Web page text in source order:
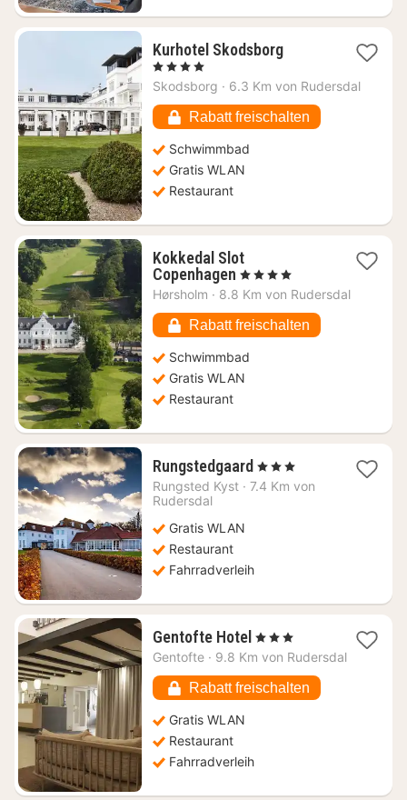
Kurhotel Skodsborg1
ab
€
, 4 Sterne
Skodsborg · 6.3 Km von Rudersdal
Rabatt freischalten
Schwimmbad
Gratis WLAN
Restaurant
Kokkedal Slot
Copenhagen 1
Nacht
107,02
€
, 4 Sterne
Hørsholm · 8.8 Km von Rudersdal
Rabatt freischalten
Schwimmbad
Gratis WLAN
Restaurant
Rungstedgaard 1
Nacht
, 3 Sterne
Rungsted Kyst · 7.4 Km von
Rudersdal
Gratis WLAN
Restaurant
Fahrradverleih
Gentofte Hotel 1
Nacht
123,08
€
, 3 Sterne
Gentofte · 9.8 Km von Rudersdal
Rabatt freischalten
Gratis WLAN
Restaurant
Fahrradverleih